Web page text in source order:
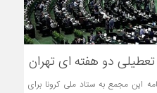
دو هفته ای تهران
این مجمع به ستاد ملی کرونا برای